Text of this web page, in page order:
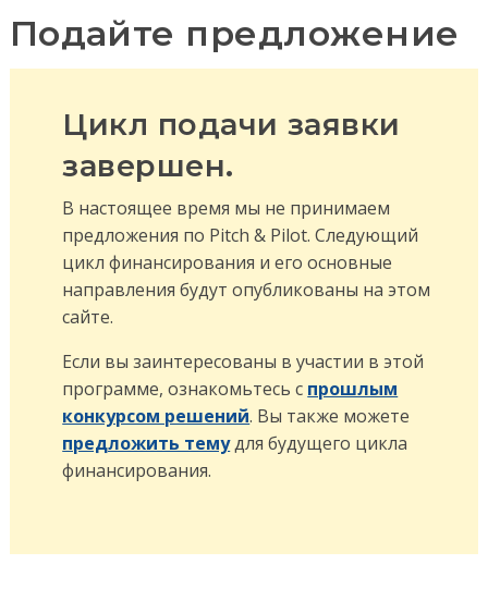
Подайте предложение
Цикл подачи заявки
завершен.
В настоящее время мы не принимаем
предложения по Pitch & Pilot. Следующий
цикл финансирования и его основные
направления будут опубликованы на этом
сайте.
Если вы заинтересованы в участии в этой
программе, ознакомьтесь с прошлым
конкурсом решений. Вы также можете
предложить темудля будущего цикла
финансирования.